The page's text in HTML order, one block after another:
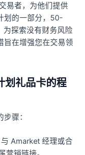
易者，为他们提供
划的一部分，50-
为探索没有财务风险
旨在增强您在交易领
划礼品卡的程
骤：
Amarket 经理或合